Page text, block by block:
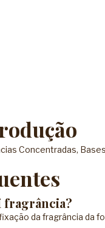
Concentradas,
fragrância?
da fragrância da